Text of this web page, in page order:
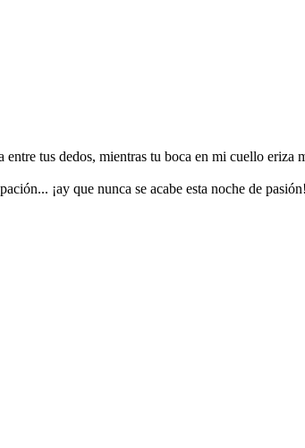
tus dedos, mientras tu boca en mi cuello
¡ay que nunca se acabe esta noche de pasión!